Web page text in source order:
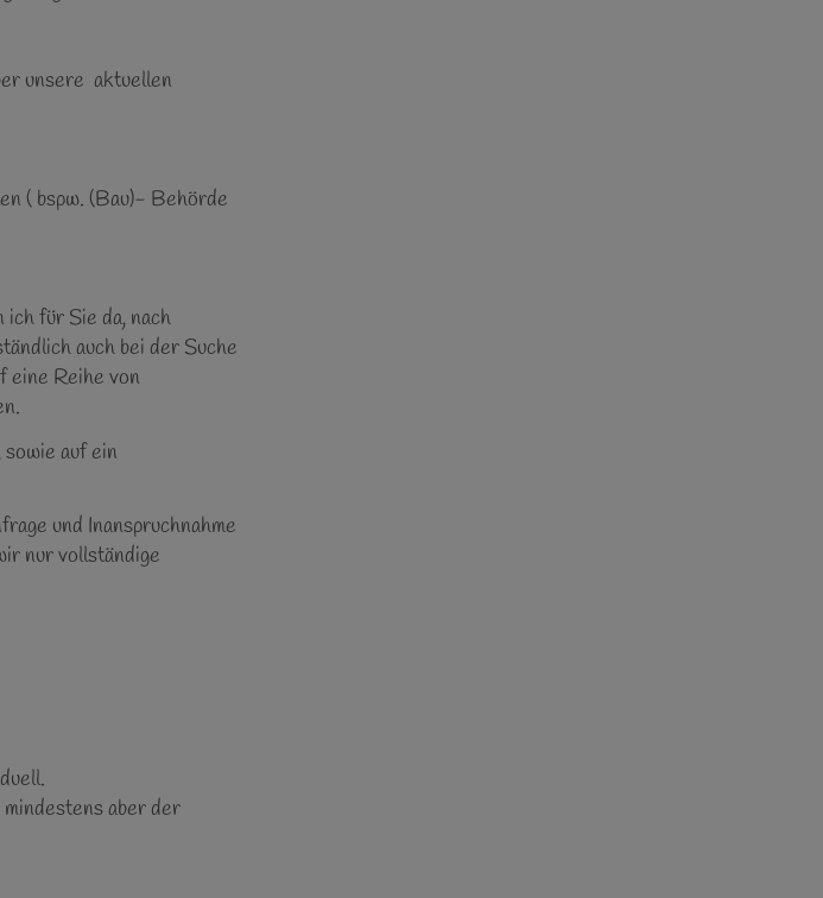
unsere aktuellen
( bspw. (Bau)- Behörde
für Sie da, nach
auch bei der Suche
eine Reihe von
auf ein
und Inanspruchnahme
nur vollständige
aber der